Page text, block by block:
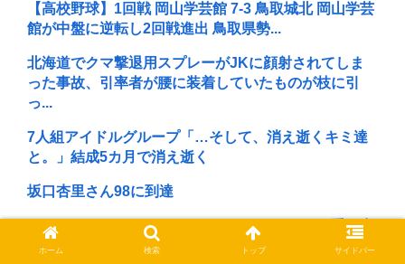
【高校野球】1回戦 岡山学芸館 7-3 鳥取城北 岡山学芸
館が中盤に逆転し2回戦進出 鳥取県勢...
北海道でクマ撃退用スプレーがJKに顔射されてしま
った事故、引率者が腰に装着していたものが枝に引
っ...
7人組アイドルグループ「…そして、消え逝くキミ達
と。」結成5カ月で消え逝く
坂口杏里さん98に到達
でもジャニーさんってネームドキャラにだけは手を出
さなかった星人だよな
ホーム 検索 トップ サイドバー